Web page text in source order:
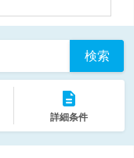
検索
詳細条件